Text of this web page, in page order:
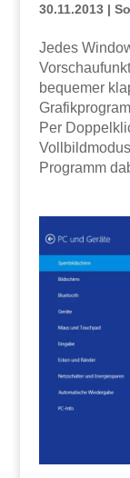
30.11.2013|
Jedes
bequemer
Per
Programm